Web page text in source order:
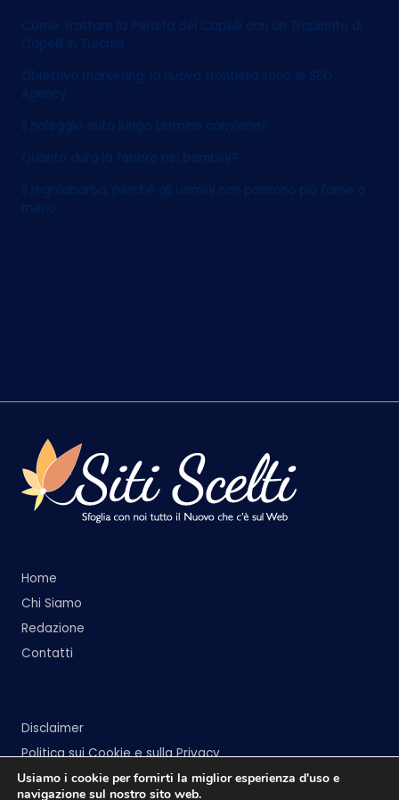
Come Trattare la Perdita dei Capelli con un Trapianto di
Capelli in Turchia
Obiettivo marketing: la nuova frontiera sono le SEO
Agency
Il noleggio auto lungo termine conviene?
Quanto dura la febbre nei bambini?
Il regolabarba: perché gli uomini non possono più farne a
meno
Home
Chi Siamo
Redazione
Contatti
Disclaimer
Politica sui Cookie e sulla Privacy
Usiamo i cookie per fornirti la miglior esperienza d'uso e
navigazione sul nostro sito web.